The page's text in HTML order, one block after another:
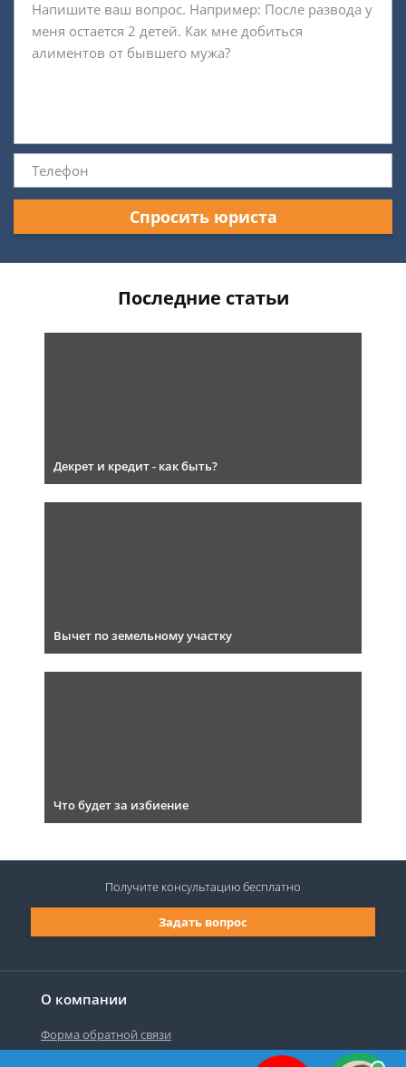
Спросить юриста
Последние статьи
Декрет и кредит - как быть?
Вычет по земельному участку
Что будет за избиение
О компании
Форма обратной связи
Задать вопрос
Получите консультациюбесплатно